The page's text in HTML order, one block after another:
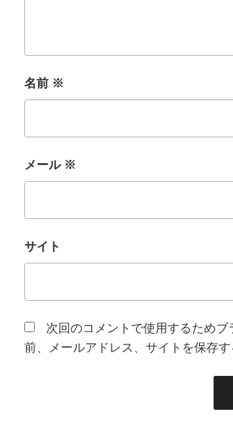
名前 ※
メール ※
サイト
次回のコメントで使用するためブ
前、メールアドレス、サイトを保存す